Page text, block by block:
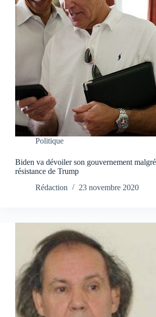
Politique
Biden va dévoiler son gouvernement
résistance de Trump
Rédaction
23 novembre 2020